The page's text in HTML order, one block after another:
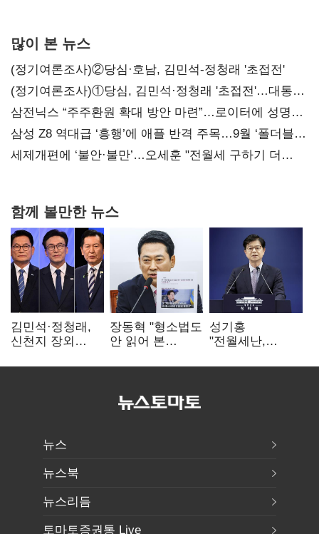
많이 본 뉴스
(정기여론조사)②당심·호남, 김민석-정청래 '초접전'
(정기여론조사)①당심, 김민석·정청래 '초접전'…대통령
지지도 '50% 아래로'(종합)
삼전닉스 “주주환원 확대 방안 마련”…로이터에 성명
보내
삼성 Z8 역대급 ‘흥행’에 애플 반격 주목…9월 ‘폴더블
대전’
세제개편에 ‘불안·불만’…오세훈 "전월세 구하기 더
함께 볼만한 뉴스
김민석·정청래,
신천지 장외
"호남 계몽 규탄"
장동혁 "형소법도
안 읽어 본
속도로 무너질
성기홍
"전월세난,
공급 문제"…닥공
뉴스
뉴스북
뉴스리듬
토마토증권통 Live